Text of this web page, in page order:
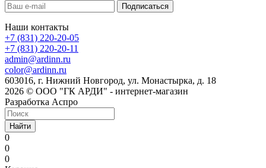
Наши контакты
+7 (831) 220-20-05
+7 (831) 220-20-11
admin@ardinn.ru
color@ardinn.ru
603016, г. Нижний Новгород, ул. Монастырка, д. 18
2026 © ООО "ГК АРДИ" - интернет-магазин
Разработка Аспро
Найти
0
0
0